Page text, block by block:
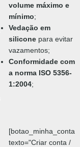
volume máximo e
mínimo;
Vedação em
silicone para evitar
vazamentos;
Conformidade com
a norma ISO 5356-
1:2004;
[botao_minha_conta
texto="Criar conta /